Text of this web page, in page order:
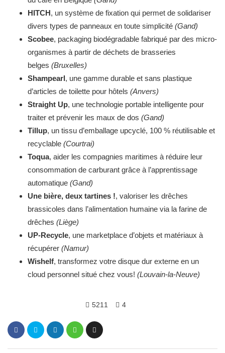
HITCH, un système de fixation qui permet de solidariser
divers types de panneaux en toute simplicité (Gand)
Scobee, packaging biodégradable fabriqué par des micro-
organismes à partir de déchets de brasseries
belges (Bruxelles)
Shampearl, une gamme durable et sans plastique
d’articles de toilette pour hôtels (Anvers)
Straight Up, une technologie portable intelligente pour
traiter et prévenir les maux de dos (Gand)
Tillup, un tissu d’emballage upcyclé, 100 % réutilisable et
recyclable (Courtrai)
Toqua, aider les compagnies maritimes à réduire leur
consommation de carburant grâce à l’apprentissage
automatique (Gand)
Une bière, deux tartines !, valoriser les drêches
brassicoles dans l’alimentation humaine via la farine de
drêches (Liège)
UP-Recycle, une marketplace d’objets et matériaux à
récupérer (Namur)
Wishelf, transformez votre disque dur externe en un
cloud personnel situé chez vous! (Louvain-la-Neuve)
5211 4